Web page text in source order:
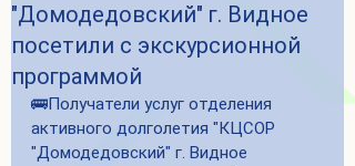
"Домодедовский" г. Видное
посетили с экскурсионной
программой
🚌Получатели услуг отделения
активного долголетия "КЦСОР
"Домодедовский" г. Видное